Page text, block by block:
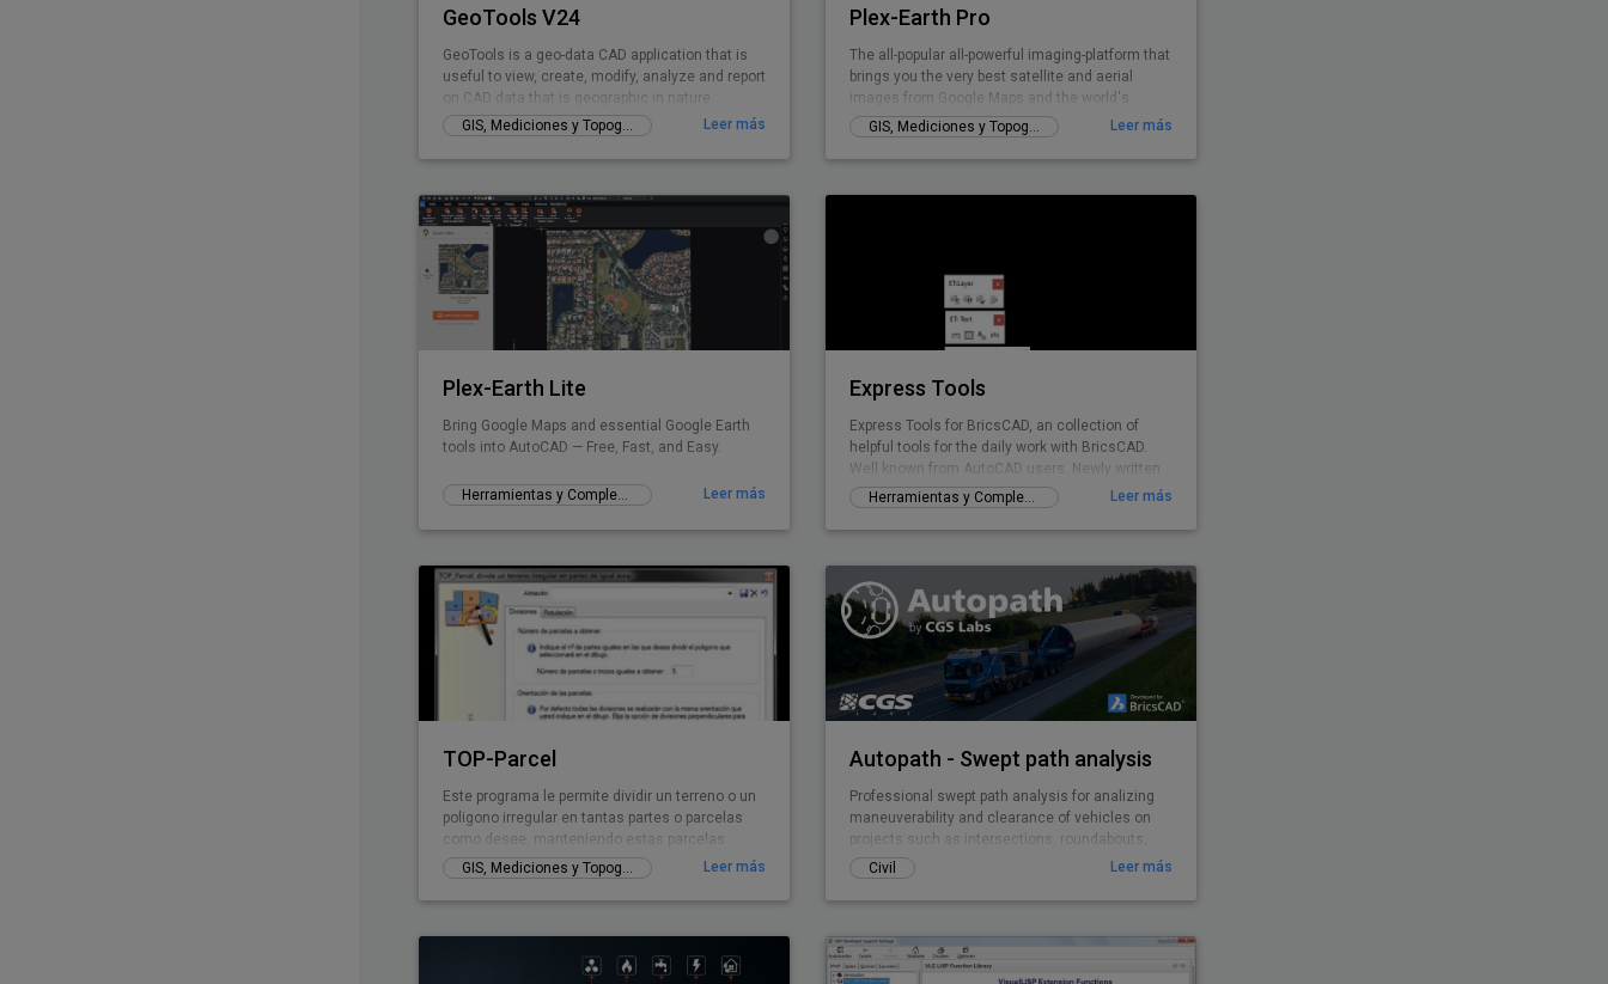
GeoTools V24
GeoTools is a geo-data CAD application that is
useful to view, create, modify, analyze and report
on CAD data that is geographic in nature.
GIS, Mediciones y Topografía
Leer más
Plex-Earth Pro
The all-popular all-powerful imaging-platform that
brings you the very best satellite and aerial
images from Google Maps and the world's
premium providers!
GIS, Mediciones y Topografía Leer más
Plex-Earth Lite
Bring Google Maps and essential Google Earth
tools into AutoCAD — Free, Fast, and Easy.
Herramientas y Complementos gratuitos Leer más
Express Tools
Express Tools for BricsCAD, an collection of
helpful tools for the daily work with BricsCAD.
Well known from AutoCAD users. Newly written
for BricsCAD now.
Herramientas y Complementos gratuitos Leer más
TOP-Parcel
Este programa le permite dividir un terreno o un
poligono irregular en tantas partes o parcelas
como desee, manteniendo estas parcelas
siempre el mismo área. El poligono irregular
puede tener cualquier forma pudiendo incluso
tener tramos o lados curvos. Se puede
rotular cada una de las partes o parcelas
GIS, Mediciones y Topografía Leer más
Autopath - Swept path analysis
Professional swept path analysis for analizing
maneuverability and clearance of vehicles on
projects such as intersections, roundabouts,
parking lots, ...
Civil Leer más